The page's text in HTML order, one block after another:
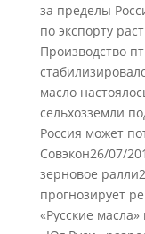
за пределы
по экспорту
Производство
масло
сельхозземли
Россия может
Совэкон26/07/
зерновое
прогнозирует
«Русские